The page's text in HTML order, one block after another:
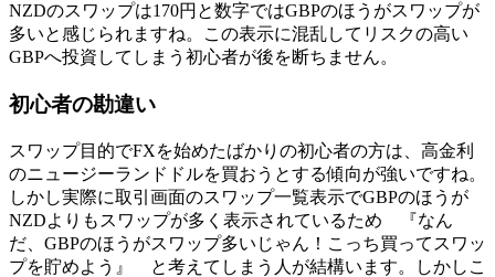
NZDのスワップは170円と数字ではGBPのほうがスワップが
多いと感じられますね。この表示に混乱してリスクの高い
GBPへ投資してしまう初心者が後を断ちません。
初心者の勘違い
スワップ目的でFXを始めたばかりの初心者の方は、高金利
のニュージーランドドルを買おうとする傾向が強いですね。
しかし実際に取引画面のスワップ一覧表示でGBPのほうが
NZDよりもスワップが多く表示されているため 『なん
だ、GBPのほうがスワップ多いじゃん！こっち買ってスワッ
プを貯めよう 』 と考えてしまう人が結構います。しかしこ